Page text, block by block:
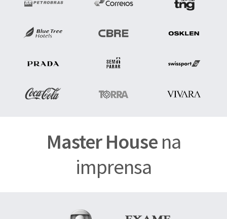
Master Housena
imprensa